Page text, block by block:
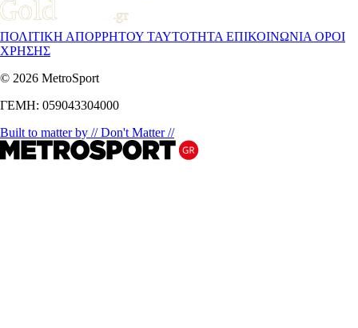
ΠΟΛΙΤΙΚΗ ΑΠΟΡΡΗΤΟΥ ΤΑΥΤΟΤΗΤΑ ΕΠΙΚΟΙΝΩΝΙΑ ΟΡΟΙ
ΧΡΗΣΗΣ
© 2026 MetroSport
ΓΕΜΗ: 059043304000
Built to matter by // Don't Matter //